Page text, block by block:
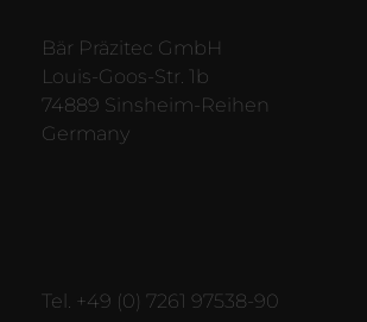
Bär Präzitec GmbH
Louis-Goos-Str. 1b
74889 Sinsheim-Reihen
Germany
Tel. +49 (0) 7261 97538-90